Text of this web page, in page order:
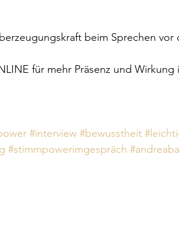
beim Sprechen vor
für mehr Präsenz und Wirkung
#interview #bewusstheit
#stimmpowerimgespräch